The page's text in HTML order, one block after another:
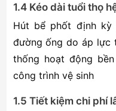
1.4 Kéo dài tuổi thọ
Hút bể phốt định kỳ
đường ống do áp lực
thống hoạt động
công trình vệ sinh
1.5 Tiết kiệm chi phí